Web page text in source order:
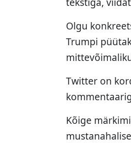
Olgu
Trumpi
Twitter on
Kõige